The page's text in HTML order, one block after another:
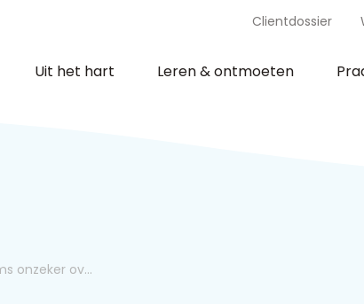
Clientdossier
Uit het hart Leren & ontmoeten
onzeker ov...